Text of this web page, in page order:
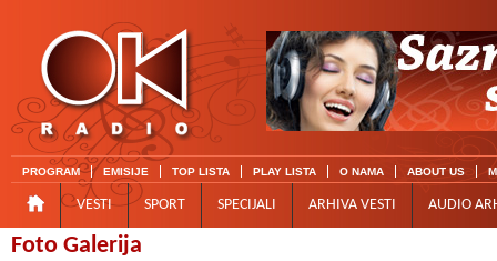
PROGRAM EMISIJE TOP LISTA PLAY LISTA O NAMA ABOUT US
VESTI SPORT SPECIJALI ARHIVA VESTI AUDIO
Foto Galerija